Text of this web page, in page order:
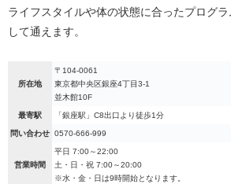
ライフスタイルや体の状態に合ったプログ
して通えます。
所在地
〒104-0061
東京都中央区銀座4丁目3-1
並木館10F
最寄駅 「銀座駅」C8出口より徒歩1分
問い合わせ 0570-666-999
営業時間
平日 7:00～22:00
土・日・祝 7:00～20:00
※水・金・日は9時開始となります。